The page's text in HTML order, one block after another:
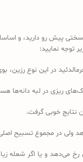
پیش رو دارید، و
توجه نمایید:
ریزی در لبه دانه‌ها
نتایج خوبی گرفت.
ولی در مجموع تسبیح
می‌دهد و یا اگر شعله